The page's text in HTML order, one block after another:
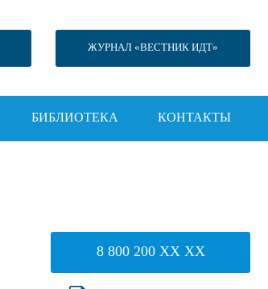
ЖУРНАЛ «ВЕСТНИК ИДТ»
БИБЛИОТЕКА КОНТАКТЫ
8 800 200 XX XX